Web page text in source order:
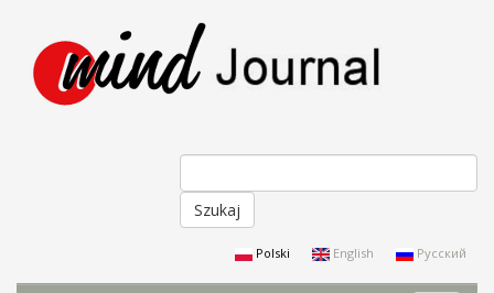
Formularz
wyszukiwania
Szukaj
Polski English Русский